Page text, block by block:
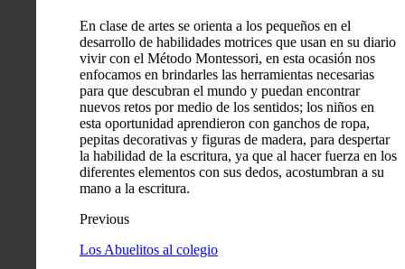
En clase de artes se orienta a los pequeños en el
desarrollo de habilidades motrices que usan en su diario
vivir con el Método Montessori, en esta ocasión nos
enfocamos en brindarles las herramientas necesarias
para que descubran el mundo y puedan encontrar
nuevos retos por medio de los sentidos; los niños en
esta oportunidad aprendieron con ganchos de ropa,
pepitas decorativas y figuras de madera, para despertar
la habilidad de la escritura, ya que al hacer fuerza en los
diferentes elementos con sus dedos, acostumbran a su
mano a la escritura.
Previous
Los Abuelitos al colegio